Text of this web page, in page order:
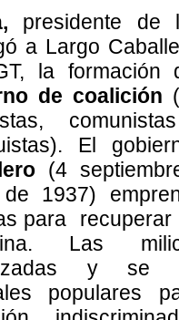
presidente de
a Largo
la formación
de coalición
El
(4
1937)
para recuperar
Las
y se
populares